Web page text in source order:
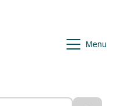
Menu